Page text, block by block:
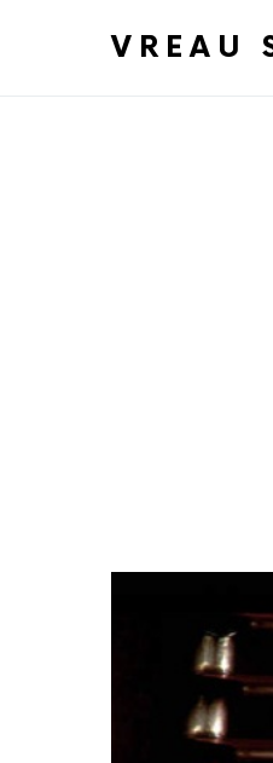
VREAU